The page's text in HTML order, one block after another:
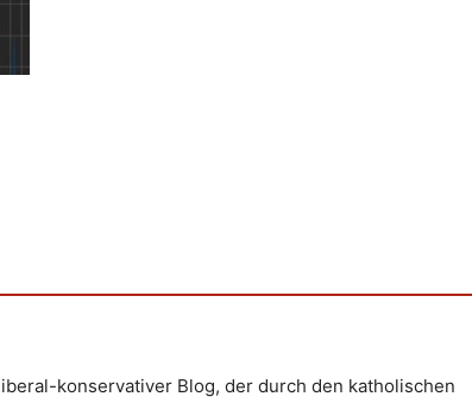
konservativer Blog, der durch den katholischen